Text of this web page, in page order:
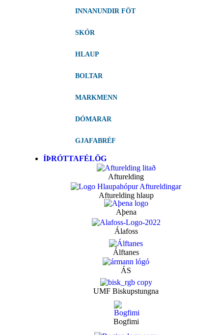
INNANUNDIR FÖT
SKÓR
HLAUP
BOLTAR
MARKMENN
DÓMARAR
GJAFABRÉF
ÍÞRÓTTAFÉLÖG
Afturelding
Afturelding hlaup
Aþena
Álafoss
Álftanes
ÁS
UMF Biskupstungna
Bogfimi